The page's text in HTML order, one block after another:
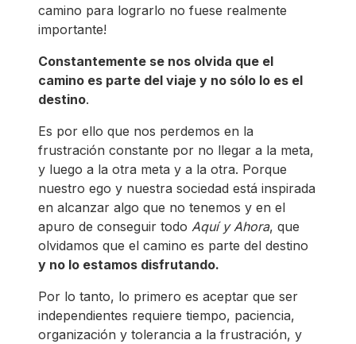
camino para lograrlo no fuese realmente
importante!
Constantemente se nos olvida que el
camino es parte del viaje y no sólo lo es el
destino.
Es por ello que nos perdemos en la
frustración constante por no llegar a la meta,
y luego a la otra meta y a la otra. Porque
nuestro ego y nuestra sociedad está inspirada
en alcanzar algo que no tenemos y en el
apuro de conseguir todo Aquí y Ahora, que
olvidamos que el camino es parte del destino
y no lo estamos disfrutando.
Por lo tanto, lo primero es aceptar que ser
independientes requiere tiempo, paciencia,
organización y tolerancia a la frustración, y